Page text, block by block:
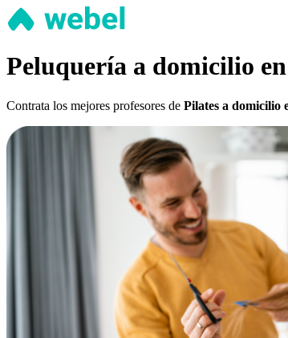
Peluquería a domicilio
Contrata los mejores profesores de Pilates a domicilio